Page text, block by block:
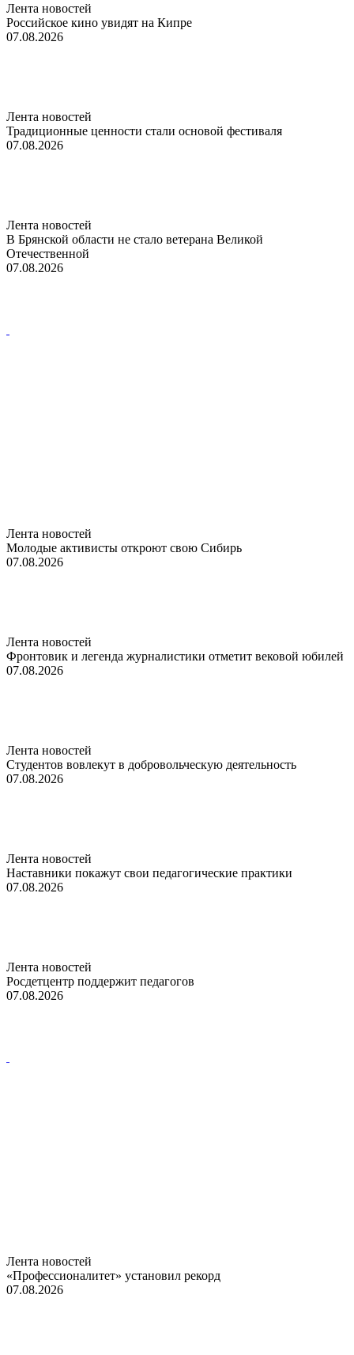
Лента новостей
Российское кино увидят на Кипре
07.08.2026
Лента новостей
Традиционные ценности стали основой фестиваля
07.08.2026
Лента новостей
В Брянской области не стало ветерана Великой
Отечественной
07.08.2026
Лента новостей
Молодые активисты откроют свою Сибирь
07.08.2026
Лента новостей
Фронтовик и легенда журналистики отметит вековой юбилей
07.08.2026
Лента новостей
Студентов вовлекут в добровольческую деятельность
07.08.2026
Лента новостей
Наставники покажут свои педагогические практики
07.08.2026
Лента новостей
Росдетцентр поддержит педагогов
07.08.2026
Лента новостей
«Профессионалитет» установил рекорд
07.08.2026